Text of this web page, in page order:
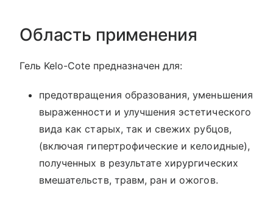
Область применения
Гель Kelo-Cote предназначен для:
предотвращения образования, уменьшения
выраженности и улучшения эстетического
вида как старых, так и свежих рубцов,
(включая гипертрофические и келоидные),
полученных в результате хирургических
вмешательств, травм, ран и ожогов.